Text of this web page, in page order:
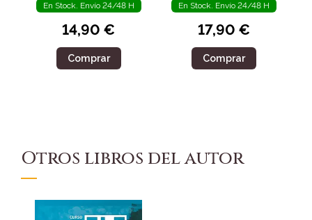
En Stock. Envío 24/48 H
14,90 €
Comprar
En Stock. Envío 24/48 H
17,90 €
Comprar
Otros libros del autor